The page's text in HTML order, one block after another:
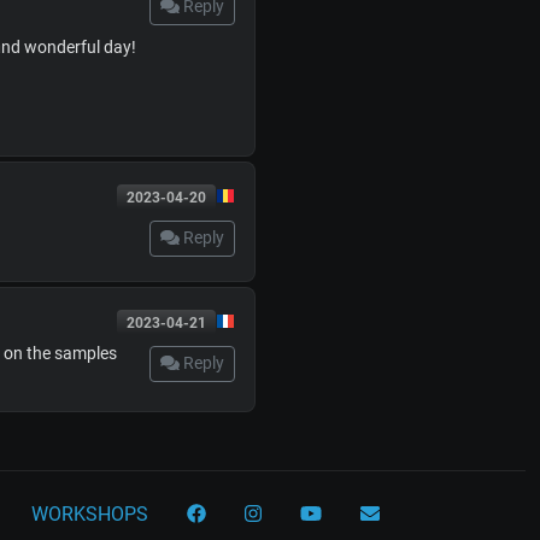
Reply
wonderful day!
2023-04-20
Reply
2023-04-21
Reply
the samples
WORKSHOPS